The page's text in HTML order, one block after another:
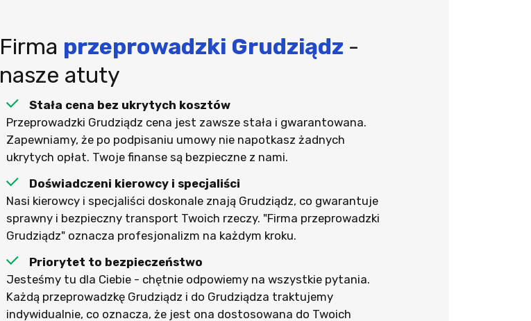
Firma przeprowadzki Grudziądz -
nasze atuty
Stała cena bez ukrytych kosztów
Przeprowadzki Grudziądz cena jest zawsze stała i gwarantowana.
Zapewniamy, że po podpisaniu umowy nie napotkasz żadnych
ukrytych opłat. Twoje finanse są bezpieczne z nami.
Doświadczeni kierowcy i specjaliści
Nasi kierowcy i specjaliści doskonale znają Grudziądz, co gwarantuje
sprawny i bezpieczny transport Twoich rzeczy. "Firma przeprowadzki
Grudziądz" oznacza profesjonalizm na każdym kroku.
Priorytet to bezpieczeństwo
Jesteśmy tu dla Ciebie - chętnie odpowiemy na wszystkie pytania.
Każdą przeprowadzkę Grudziądz i do Grudziądza traktujemy
indywidualnie, co oznacza, że jest ona dostosowana do Twoich